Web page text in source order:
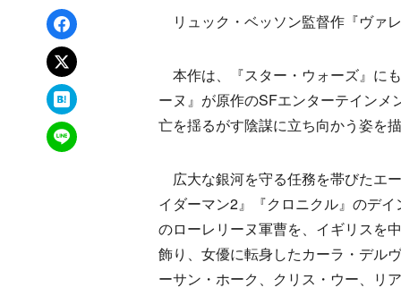
Facebookでシェア
xでポスト
はてなブックマーク
LINEで送る
リュック・ベッソン監督作『ヴァ
本作は、『スター・ウォーズ』に
ーヌ』が原作のSFエンターテイン
亡を揺るがす陰謀に立ち向かう姿を
広大な銀河を守る任務を帯びたエ
イダーマン2』『クロニクル』のデ
のローレリーヌ軍曹を、イギリスを
飾り、女優に転身したカーラ・デル
ーサン・ホーク、クリス・ウー、リ